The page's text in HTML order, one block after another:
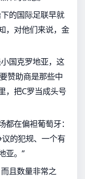
的国际足联早就
，对他们来说，金
国克罗地亚，这
赞助商是那些中
把C罗当成头号
在偏袒葡萄牙：
的犯规、一个有
亚。”
且数量非常之